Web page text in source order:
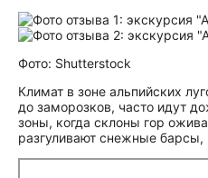
Фото: Shutterstock
Климат в зоне альпийских
до заморозков, часто идут
зоны, когда склоны гор
разгуливают снежные